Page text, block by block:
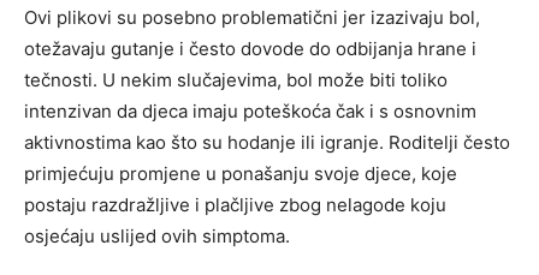
Ovi plikovi su posebno problematični jer izazivaju bol,
otežavaju gutanje i često dovode do odbijanja hrane i
tečnosti. U nekim slučajevima, bol može biti toliko
intenzivan da djeca imaju poteškoća čak i s osnovnim
aktivnostima kao što su hodanje ili igranje. Roditelji često
primjećuju promjene u ponašanju svoje djece, koje
postaju razdražljive i plačljive zbog nelagode koju
osjećaju uslijed ovih simptoma.